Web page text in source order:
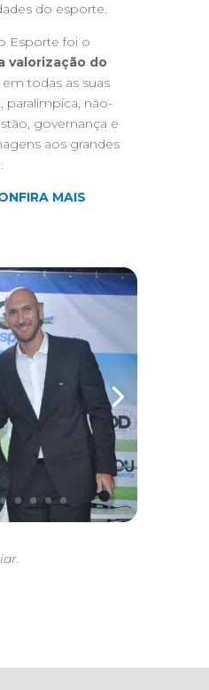
do esporte.
Esporte foi o
valorização do
em todas as suas
paralímpica, não-
governança e
aos grandes
MAIS